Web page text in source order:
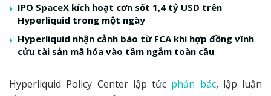
IPO SpaceX kích hoạt cơn sốt 1,4 tỷ USD trên
Hyperliquid trong một ngày
Hyperliquid nhận cảnh báo từ FCA khi hợp đồng vĩnh
cửu tài sản mã hóa vào tầm ngắm toàn cầu
Hyperliquid Policy Center lập tức phản bác, lập luận